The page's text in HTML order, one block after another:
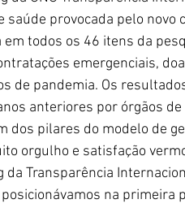
saúde provocada pelo
todos os 46 itens da
emergenciais,
de pandemia. Os
anteriores por órgãos
dos pilares do modelo de
orgulho e satisfação
da Transparência
posicionávamos na